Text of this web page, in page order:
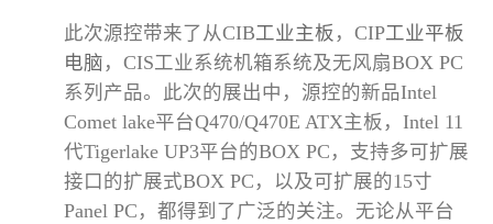
此次源控带来了从CIB工业主板 ， CIP工业平板
电脑 ， CIS工业系统机箱系统及无风扇BOX PC
系列产品。此次的展出中，源控的新品Intel
Comet lake平台Q470/Q470E ATX主板， Intel 11
代Tigerlake UP3平台的BOX PC ，支持多可扩展
接口的扩展式BOX PC ，以及可扩展的15寸
Panel PC ，都得到了广泛的关注。无论从平台